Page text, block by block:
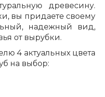
древесину.
вы придаете своему
надежный вид,
от вырубки.
4 актуальных цвета
на выбор: